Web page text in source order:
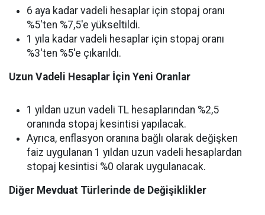
6 aya kadar vadeli hesaplar için stopaj oranı
%5'ten %7,5'e yükseltildi.
1 yıla kadar vadeli hesaplar için stopaj oranı
%3'ten %5'e çıkarıldı.
Uzun Vadeli Hesaplar İçin Yeni Oranlar
1 yıldan uzun vadeli TL hesaplarından %2,5
oranında stopaj kesintisi yapılacak.
Ayrıca, enflasyon oranına bağlı olarak değişken
faiz uygulanan 1 yıldan uzun vadeli hesaplardan
stopaj kesintisi %0 olarak uygulanacak.
Diğer Mevduat Türlerinde de Değişiklikler